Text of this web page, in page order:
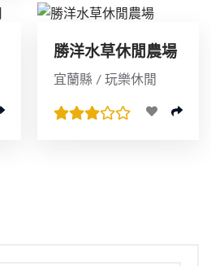
勝洋水草休閒農場
宜蘭縣 / 玩樂休閒